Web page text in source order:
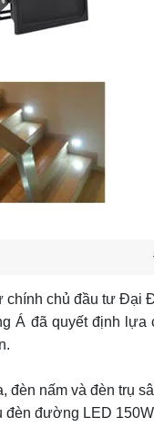
chủ đầu tư Đại
Á đã quyết định lựa
đèn nấm và đèn trụ
đèn đường LED